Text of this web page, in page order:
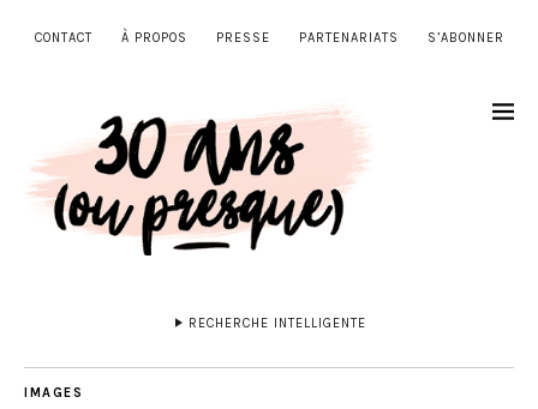
CONTACT À PROPOS PRESSE PARTENARIATS S’ABONNER
RECHERCHE INTELLIGENTE
IMAGES